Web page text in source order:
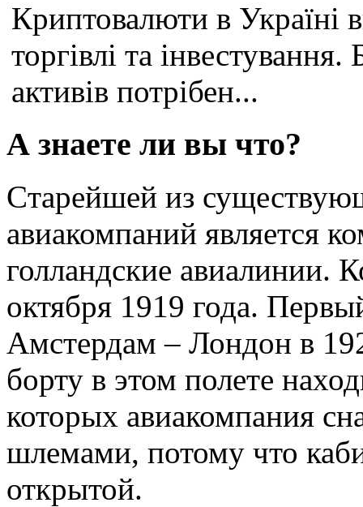
Криптовалюти в Україні
торгівлі та
активів потрібен...
А знаете ли вы что?
Cтарейшей из
авиакомпаний является
голландские авиалинии.
октября 1919 года.
Амстердам – Лондон в
борту в этом полете
которых авиакомпания
шлемами, потому что
открытой.